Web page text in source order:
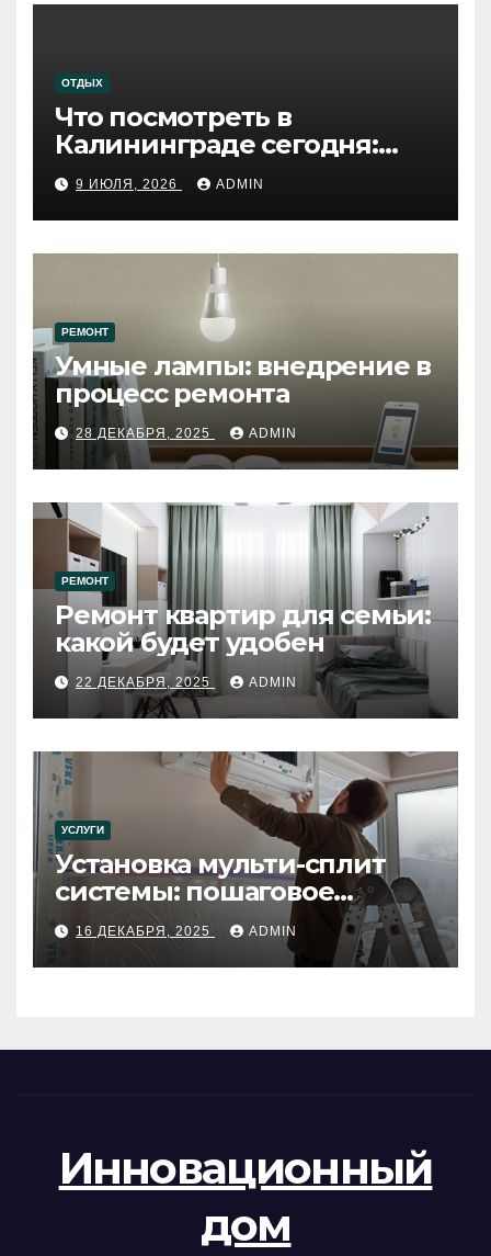
ОТДЫХ
Что посмотреть в
Калининграде сегодня:
путеводитель по самому
западному городу России
9 ИЮЛЯ, 2026 ADMIN
РЕМОНТ
Умные лампы: внедрение в
процесс ремонта
28 ДЕКАБРЯ, 2025 ADMIN
РЕМОНТ
Ремонт квартир для семьи:
какой будет удобен
22 ДЕКАБРЯ, 2025 ADMIN
УСЛУГИ
Установка мульти-сплит
системы: пошаговое
руководство
16 ДЕКАБРЯ, 2025 ADMIN
Инновационный
дом